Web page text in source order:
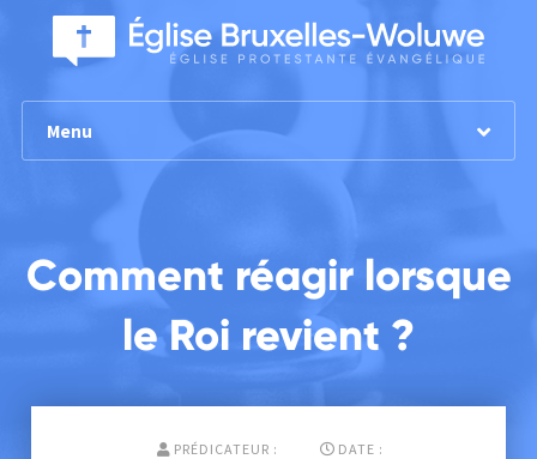
Menu
Comment réagir lorsque
le Roi revient ?
PRÉDICATEUR : DATE :